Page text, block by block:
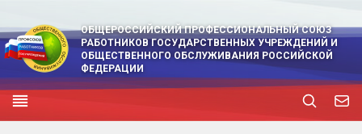
ОБЩЕРОССИЙСКИЙ ПРОФЕССИОНАЛЬНЫЙ СОЮЗ
РАБОТНИКОВ ГОСУДАРСТВЕННЫХ УЧРЕЖДЕНИЙ И
ОБЩЕСТВЕННОГО ОБСЛУЖИВАНИЯ РОССИЙСКОЙ
ФЕДЕРАЦИИ